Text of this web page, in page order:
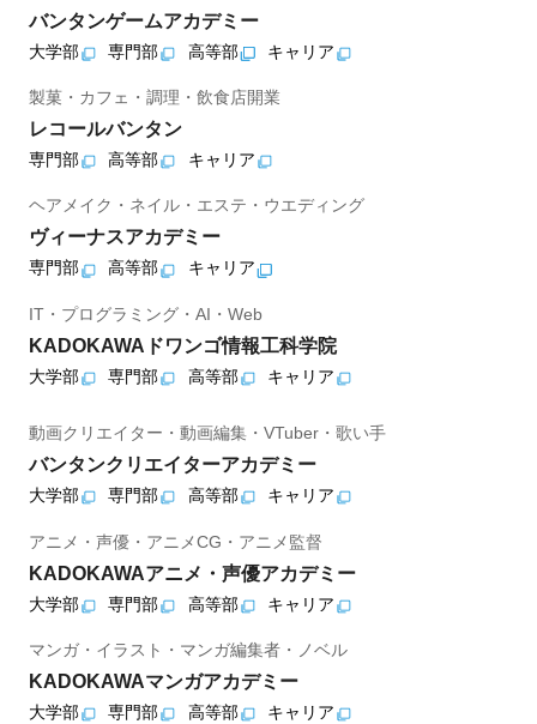
バンタンゲームアカデミー
大学部 専門部 高等部 キャリア
製菓・カフェ・調理・飲食店開業
レコールバンタン
専門部 高等部 キャリア
ヘアメイク・ネイル・エステ・ウエディング
ヴィーナスアカデミー
専門部 高等部 キャリア
IT・プログラミング・AI・Web
KADOKAWAドワンゴ情報工科学院
大学部 専門部 高等部 キャリア
動画クリエイター・動画編集・VTuber・歌い手
バンタンクリエイターアカデミー
大学部 専門部 高等部 キャリア
アニメ・声優・アニメCG・アニメ監督
KADOKAWAアニメ・声優アカデミー
大学部 専門部 高等部 キャリア
マンガ・イラスト・マンガ編集者・ノベル
KADOKAWAマンガアカデミー
大学部 専門部 高等部 キャリア